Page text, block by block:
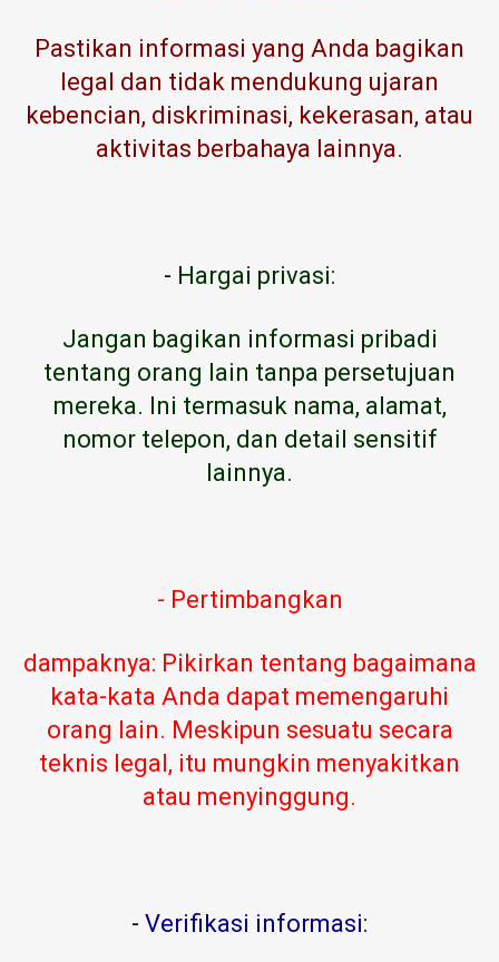
Pastikan informasi yang Anda bagikan
legal dan tidak mendukung ujaran
kebencian, diskriminasi, kekerasan, atau
aktivitas berbahaya lainnya.
- Hargai privasi:
Jangan bagikan informasi pribadi
tentang orang lain tanpa persetujuan
mereka. Ini termasuk nama, alamat,
nomor telepon, dan detail sensitif
lainnya.
- Pertimbangkan
dampaknya: Pikirkan tentang bagaimana
kata-kata Anda dapat memengaruhi
orang lain. Meskipun sesuatu secara
teknis legal, itu mungkin menyakitkan
atau menyinggung.
- Verifikasi informasi: